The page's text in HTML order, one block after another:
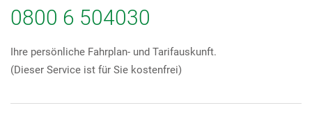
0800 6 504030
Ihre persönliche Fahrplan- und Tarifauskunft.
(Dieser Service ist für Sie kostenfrei)